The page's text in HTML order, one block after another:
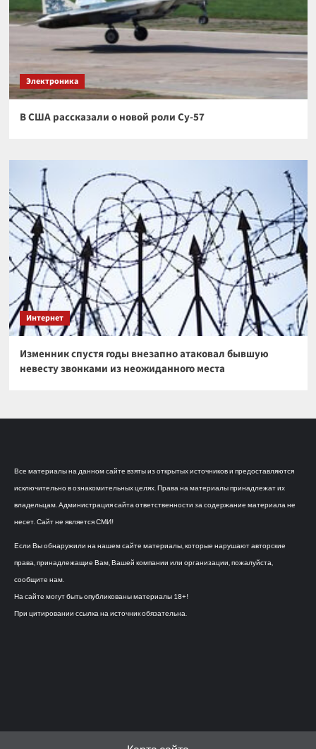
Электроника
В США рассказали о новой роли Су-57
Интернет
Изменник спустя годы внезапно атаковал бывшую
невесту звонками из неожиданного места
Все материалы на данном сайте взяты из открытых источников и предоставляются
исключительно в ознакомительных целях. Права на материалы принадлежат их
владельцам. Администрация сайта ответственности за содержание материала не
несет. Сайт не является СМИ!
Если Вы обнаружили на нашем сайте материалы, которые нарушают авторские
права, принадлежащие Вам, Вашей компании или организации, пожалуйста,
сообщите нам.
На сайте могут быть опубликованы материалы 18+!
При цитировании ссылка на источник обязательна.